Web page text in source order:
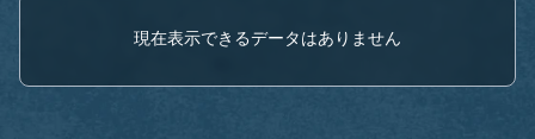
現在表示できるデータはありません